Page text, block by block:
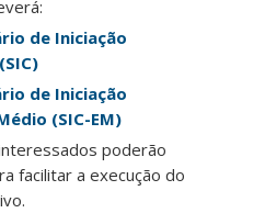
de Iniciação
de Iniciação
(SIC-EM)
poderão
facilitar a execução do